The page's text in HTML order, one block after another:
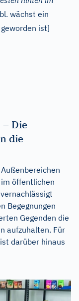
wächst ein
ist]
Die
die
öffentlichen
Begegnungen
Gegenden die
aufzuhalten. Für
darüber hinaus